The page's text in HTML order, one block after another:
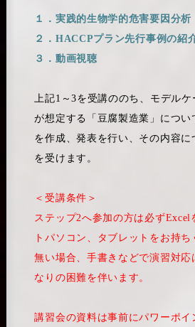
１．実践的生物学的危害要因分析
２．HACCPプラン先行事例の紹
３．動画視聴
上記1～3を受講ののち、モデルケ
が想定する「豆腐製造業」につい
を作成、発表を行い、その内容に
を受けます。
＜受講条件＞
ステップ2へ参加の方は必ずExcel
トパソコン、タブレットをお持
無い場合、手書きなどで演習対応
なりの困難を伴います。
講習会の資料は事前にパワーポイ